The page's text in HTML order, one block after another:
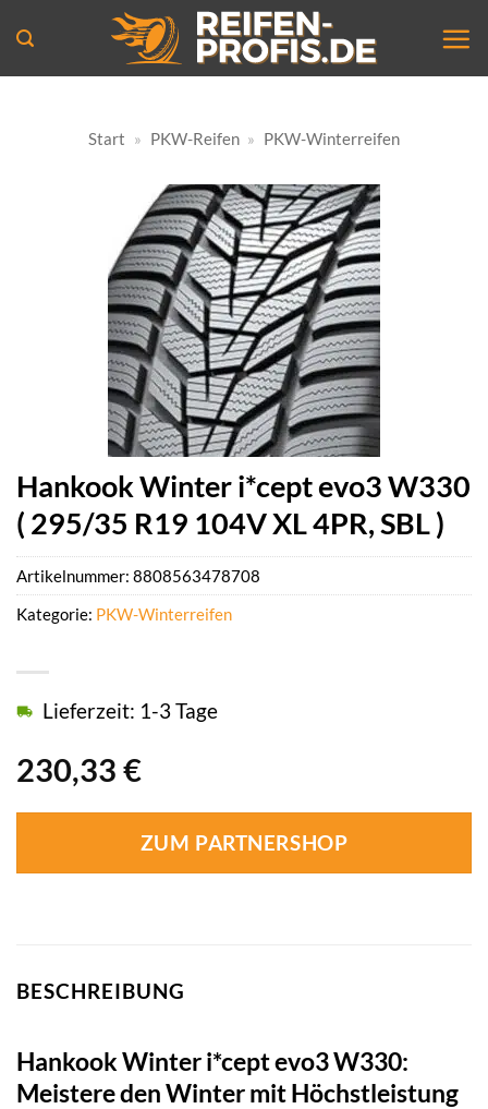
Inhalt
springen
Start » PKW-Reifen » PKW-Winterreifen
Hankook Winter i*cept evo3 W330
( 295/35 R19 104V XL 4PR, SBL )
230,33 €
Lieferzeit: 1-3 Tage
ZUM PARTNERSHOP
Artikelnummer: 8808563478708
Kategorie: PKW-Winterreifen
BESCHREIBUNG
Hankook Winter i*cept evo3 W330:
Meistere den Winter mit Höchstleistung